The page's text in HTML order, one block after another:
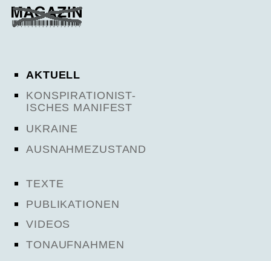
AKTUELL
KONSPIRATIONIST-
ISCHES MANIFEST
UKRAINE
AUSNAHMEZUSTAND
TEXTE
PUBLIKATIONEN
VIDEOS
TONAUFNAHMEN